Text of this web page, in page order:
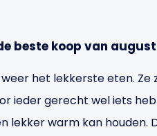
beste koop van
het lekkerste eten. Ze
ieder gerecht wel iets
lekker warm kan houden.